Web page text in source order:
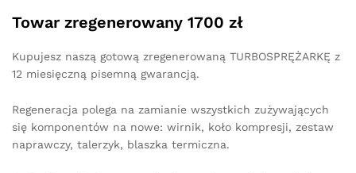
Towar zregenerowany 1700 zł
Kupujesz naszą gotową zregenerowaną TURBOSPRĘŻARKĘ z
12 miesięczną pisemną gwarancją.
Regeneracja polega na zamianie wszystkich zużywających
się komponentów na nowe: wirnik, koło kompresji, zestaw
naprawczy, talerzyk, blaszka termiczna.